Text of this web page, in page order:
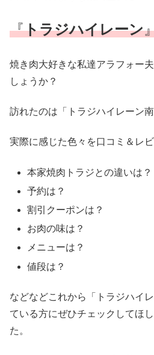
『トラジハイレーン
焼き肉大好きな私達アラフォー
しょうか？
訪れたのは「トラジハイレーン南
実際に感じた色々を口コミ＆レビ
本家焼肉トラジとの違いは？
予約は？
割引クーポンは？
お肉の味は？
メニューは？
値段は？
などなどこれから「トラジハイ
ている方にぜひチェックしてほ
た。